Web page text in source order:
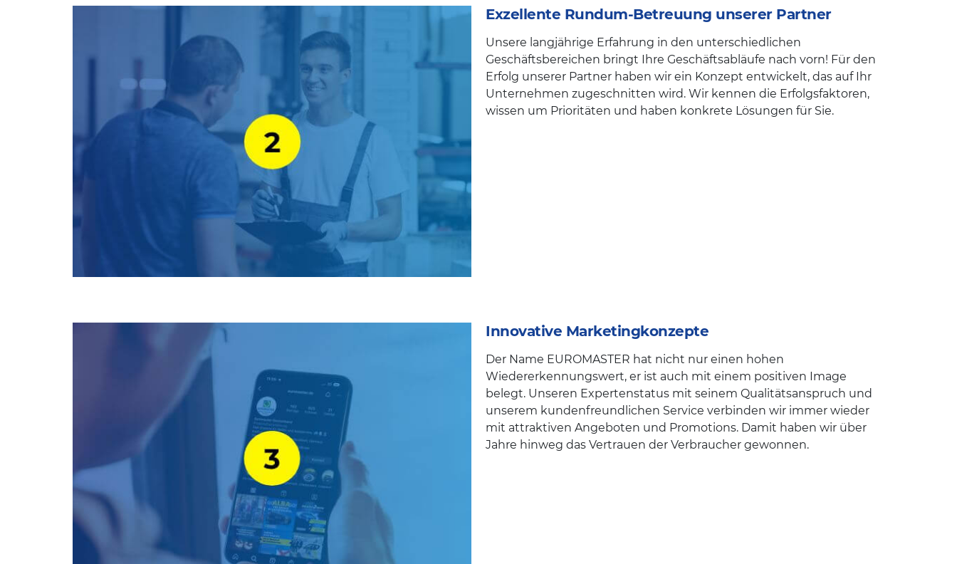
Exzellente Rundum-Betreuung unserer Partner
Unsere langjährige Erfahrung in den unterschiedlichen
Geschäftsbereichen bringt Ihre Geschäftsabläufe nach vorn! Für den
Erfolg unserer Partner haben wir ein Konzept entwickelt, das auf Ihr
Unternehmen zugeschnitten wird. Wir kennen die Erfolgsfaktoren,
wissen um Prioritäten und haben konkrete Lösungen für Sie.
Innovative Marketingkonzepte
Der Name EUROMASTER hat nicht nur einen hohen
Wiedererkennungswert, er ist auch mit einem positiven Image
belegt. Unseren Expertenstatus mit seinem Qualitätsanspruch und
unserem kundenfreundlichen Service verbinden wir immer wieder
mit attraktiven Angeboten und Promotions. Damit haben wir über
Jahre hinweg das Vertrauen der Verbraucher gewonnen.